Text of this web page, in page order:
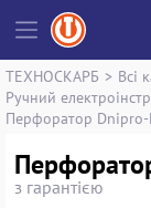
ТЕХНОСКАРБ > Всі
Ручний
Перфоратор
з гарантією